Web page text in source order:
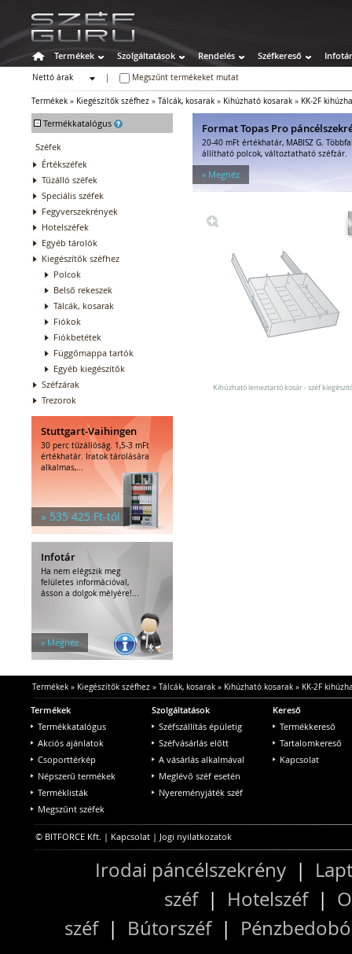
Termékek Szolgáltatások Rendelés Széfkereső Infotár
Nettó árak
Megszűnt termékeket mutat
Termékek » Kiegészítők széfhez » Tálcák, kosarak » Kihúzható kosarak » KK-2F
- Termékkatalógus
Széfek
Értékszéfek
Tűzálló széfek
Speciális széfek
Fegyverszekrények
Hotelszéfek
Egyéb tárolók
Kiegészítők széfhez
Polcok
Belső rekeszek
Tálcák, kosarak
Fiókok
Fiókbetétek
Függőmappa tartók
Egyéb kiegészítők
Széfzárak
Trezorok
Stuttgart-Vaihingen
30 perc tűzállóság. 1,5-3 mFt
értékhatár. Iratok tárolására
alkalmas,...
» 535 425 Ft-tól
Infotár
Ha nem elégszik meg
felületes információval,
ásson a dolgok mélyére!...
» Megnéz
Format Topas Pro
20-40 mFt értékhatár, MABISZ G.
állítható polcok, változtatható széfzár.
» Megnéz
Kihúzható lemeztartó kosár - széf
Termékek» Kiegészítők széfhez» Tálcák, kosarak» Kihúzható kosarak» KK-2F
Termékek
Termékkatalógus
Akciós ajánlatok
Csoporttérkép
Népszerű termékek
Terméklisták
Megszűnt széfek
Szolgáltatások
Széfszállítás épületig
Széfvásárlás előtt
A vásárlás alkalmával
Meglévő széf esetén
Nyereményjáték széf
Kereső
Termékkereső
Tartalomkereső
Kapcsolat
© BITFORCE Kft. | Kapcsolat | Jogi nyilatkozatok
Irodai páncélszekrény |
széf| Hotelszéf|
széf| Bútorszéf|